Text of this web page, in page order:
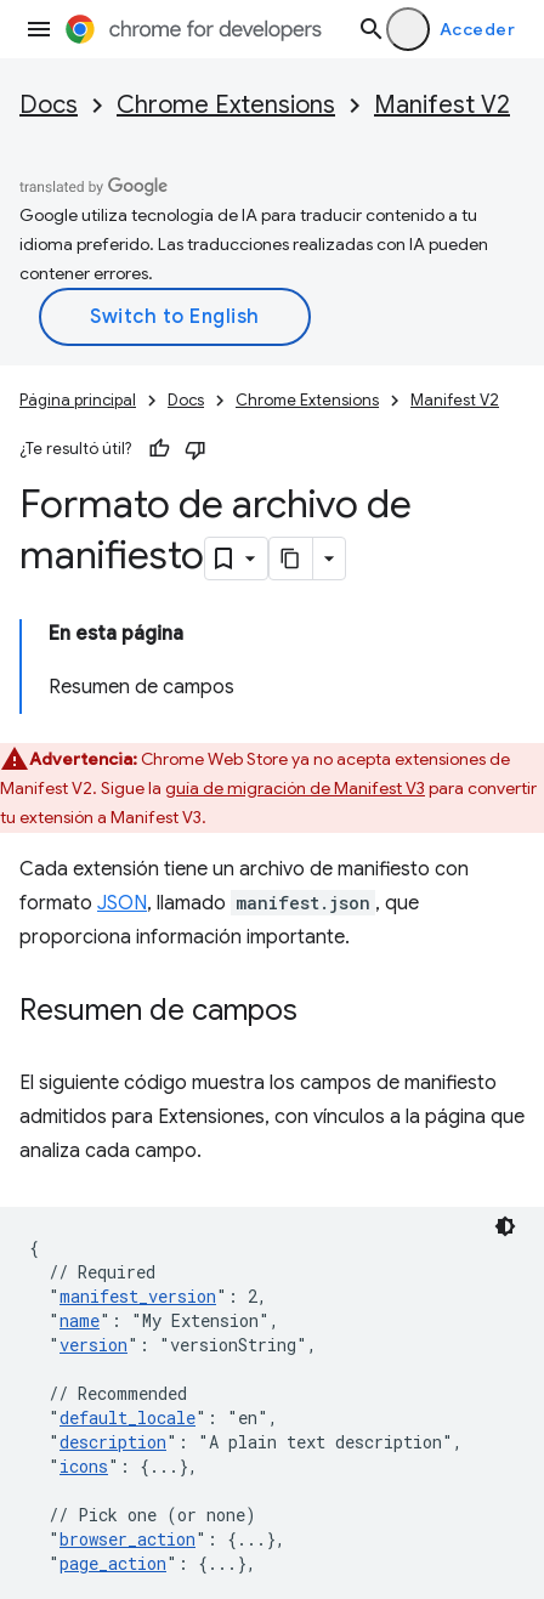
Acceder
Docs Chrome Extensions Manifest V2
Google utiliza tecnología de IA para traducir contenido a tu
idioma preferido. Las traducciones realizadas con IA pueden
contener errores.
Página principal Docs Chrome Extensions Manifest V2
¿Te resultó útil?
Formato de archivo de
manifiesto
En esta página
Resumen de campos
Advertencia:Chrome Web Store ya no acepta extensiones de
Manifest V2. Sigue la guía de migración de Manifest V3 para convertir
tu extensión a Manifest V3.
Cada extensión tiene un archivo de manifiesto con
formato JSON, llamado manifest.json , que
proporciona información importante.
Resumen de campos
El siguiente código muestra los campos de manifiesto
admitidos para Extensiones, con vínculos a la página que
analiza cada campo.
{
// Required
"manifest_version" : 2,
"name" : "My Extension" ,
"version" : "versionString" ,
// Recommended
"default_locale" : "en" ,
"description" : "A plain text description" ,
" icons" : { ... },
// Pick one (or none)
"browser_action" : { ... },
"page_action" : { ... },